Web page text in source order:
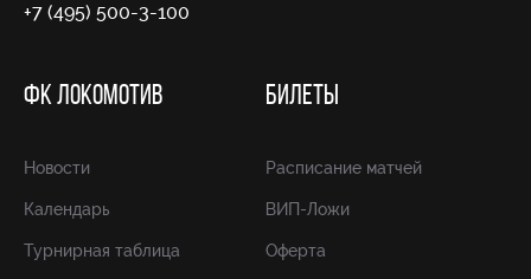
+7 (495) 500-3-100
ФК ЛОКОМОТИВ
Новости
Календарь
Турнирная таблица
БИЛЕТЫ
Расписание матчей
ВИП-Ложи
Оферта